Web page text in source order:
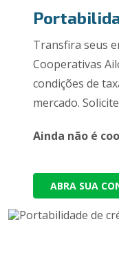
Transfira seus
Cooperativas
condições de
mercado.
Ainda não é
ABRA SUA